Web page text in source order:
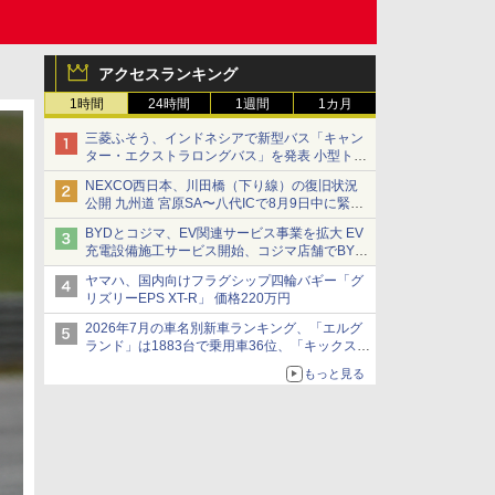
アクセスランキング
1時間 24時間 1週間 1カ月
三菱ふそう、インドネシアで新型バス「キャン
ター・エクストラロングバス」を発表 小型トラ
ックベースの観光・旅客輸送向けバス
NEXCO西日本、川田橋（下り線）の復旧状況
公開 九州道 宮原SA〜八代ICで8月9日中に緊急
車両を通行可能に
BYDとコジマ、EV関連サービス事業を拡大 EV
充電設備施工サービス開始、コジマ店舗でBYD
車の展示・試乗イベントを強化
ヤマハ、国内向けフラグシップ四輪バギー「グ
リズリーEPS XT-R」 価格220万円
2026年7月の車名別新車ランキング、「エルグ
ランド」は1883台で乗用車36位、「キックス」
もっと見る